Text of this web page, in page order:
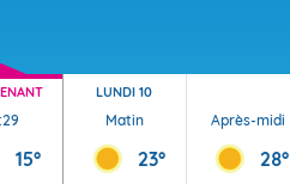
15°
LUNDI 10
Matin
23°
Après-midi
28°